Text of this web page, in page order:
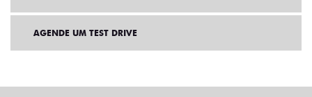
AGENDE UM TEST DRIVE